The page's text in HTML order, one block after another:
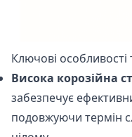
Ключові особливості
Висока корозійна
забезпечує
подовжуючи термін